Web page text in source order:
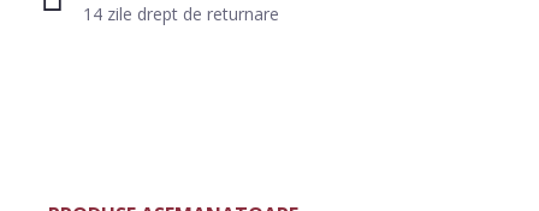
14 zile drept de returnare